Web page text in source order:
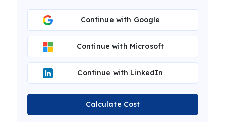
Continue with Google
Continue with Microsoft
Continue with LinkedIn
Calculate Cost